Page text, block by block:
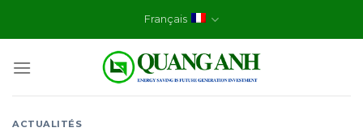
Français
ACTUALITÉS